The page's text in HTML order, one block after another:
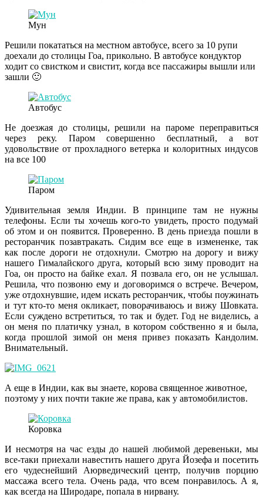
Мун
Решили покататься на местном автобусе, всего за 10 рупи
доехали до столицы Гоа, прикольно. В автобусе кондуктор
ходит со свистком и свистит, когда все пассажиры вышли или
зашли 🙂
Автобус
Не доезжая до столицы, решили на пароме переправиться
через реку. Паром совершенно бесплатный, а вот
удовольствие от прохладного ветерка и колоритных индусов
на все 100
Паром
Удивительная земля Индии. В принципе там не нужны
телефоны. Если ты хочешь кого-то увидеть, просто подумай
об этом и он появится. Проверенно. В день приезда пошли в
ресторанчик позавтракать. Сидим все еще в измененке, так
как после дороги не отдохнули. Смотрю на дорогу и вижу
нашего Гималайского друга, который всю зиму проводит на
Гоа, он просто на байке ехал. Я позвала его, он не услышал.
Решила, что позвоню ему и договоримся о встрече. Вечером,
уже отдохнувшие, идем искать ресторанчик, чтобы поужинать
и тут кто-то меня окликает, поворачиваюсь и вижу Шовката.
Если суждено встретиться, то так и будет. Год не виделись, а
он меня по платичку узнал, в котором собственно я и была,
когда прошлой зимой он меня привез показать Кандолим.
Внимательный.
А еще в Индии, как вы знаете, корова священное животное,
поэтому у них почти такие же права, как у автомобилистов.
Коровка
И несмотря на час езды до нашей любимой деревеньки, мы
все-таки приехали навестить нашего друга Йозефа и посетить
его чудеснейший Аюрведический центр, получив порцию
массажа всего тела. Очень рада, что всем понравилось. А я,
как всегда на Широдаре, попала в нирвану.